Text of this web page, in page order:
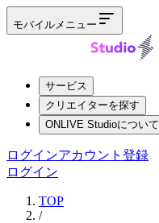
モバイルメニュー
サービス
クリエイターを探す
ONLIVE Studioについて
ログインアカウント登録
ログイン
TOP
/